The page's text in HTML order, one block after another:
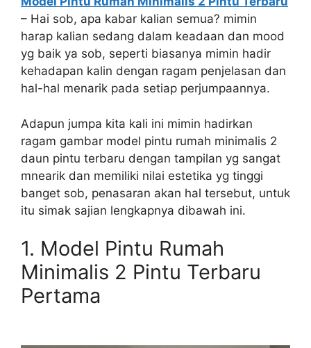
– Hai sob, apa kabar kalian semua? mimin
harap kalian sedang dalam keadaan dan mood
yg baik ya sob, seperti biasanya mimin hadir
kehadapan kalin dengan ragam penjelasan dan
hal-hal menarik pada setiap perjumpaannya.
Adapun jumpa kita kali ini mimin hadirkan
ragam gambar model pintu rumah minimalis 2
daun pintu terbaru dengan tampilan yg sangat
mnearik dan memiliki nilai estetika yg tinggi
banget sob, penasaran akan hal tersebut, untuk
itu simak sajian lengkapnya dibawah ini.
1. Model Pintu Rumah
Minimalis 2 Pintu Terbaru
Pertama